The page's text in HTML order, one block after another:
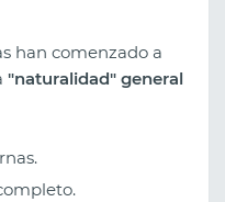
han comenzado a
"naturalidad" general